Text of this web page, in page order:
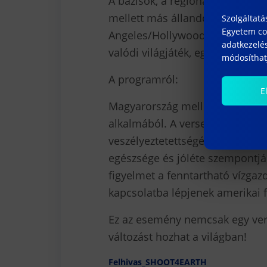
mellett más állandó bázisok is
Angeles/Hollywood lesz. Több
valódi világjáték, egyfajta
A programról:
Magyarország mellett, Los
alkalmából. A verseny célja,
veszélyeztetettségére. A
egészsége és jóléte
figyelmet a fenntartható
kapcsolatba lépjenek amerikai
Ez az esemény nemcsak egy
változást hozhat a világban!
Felhivas_SHOOT4EARTH
Egyetem